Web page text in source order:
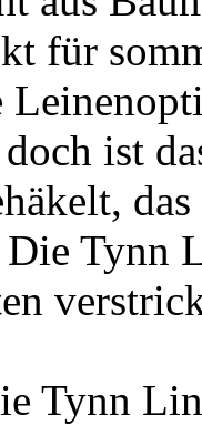
für
ist
Tynn
Tynn